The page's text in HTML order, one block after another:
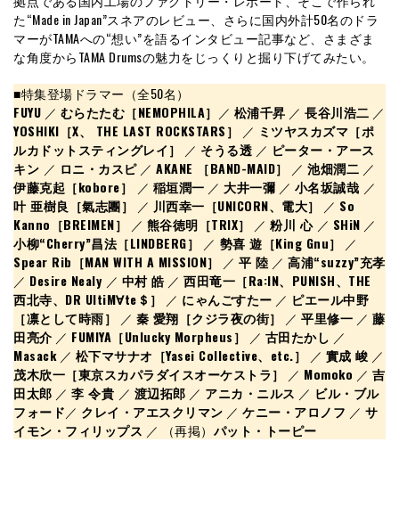
た“Made in Japan”スネアのレビュー、さらに国内外計50名のドラ
マーがTAMAへの“想い”を語るインタビュー記事など、さまざま
な角度からTAMA Drumsの魅力をじっくりと掘り下げてみたい。
■特集登場ドラマー（全50名）
FUYU ／ むらたたむ［NEMOPHILA］ ／ 松浦千昇 ／ 長谷川浩二 ／
YOSHIKI［X、 THE LAST ROCKSTARS］
／ ミツヤスカズマ［ポ
ルカドットスティングレイ］
／ そうる透 ／ ピーター・アース
キン ／ ロニ・カスピ／ AKANE ［BAND-MAID］ ／ 池畑潤二 ／
伊藤克起［kobore］
／ 稲垣潤一 ／ 大井一彌 ／ 小名坂誠哉 ／
叶 亜樹良［氣志團］
／ 川西幸一［UNICORN、電大］ ／ So
Kanno［BREIMEN］
／ 熊谷徳明［TRIX］ ／ 粉川 心 ／ SHiN ／
小柳“Cherry”昌法［LINDBERG］
／ 勢喜 遊［King Gnu］
／
Spear Rib［MAN WITH A MISSION］
／ 平 陸 ／ 高浦“suzzy”充孝
／ Desire Nealy ／ 中村 皓／ 西田竜一［Ra:IN、PUNISH、THE
西北寺、DR UltiM∀te＄］
／ にゃんごすたー ／ ピエール中野
［凛として時雨］
／ 秦 愛翔［クジラ夜の街］ ／ 平里修一 ／ 藤
田亮介 ／ FUMIYA［Unlucky Morpheus］ ／ 古田たかし ／
Masack／ 松下マサナオ［Yasei Collective、etc.］ ／ 實成 峻 ／
茂木欣一［東京スカパラダイスオーケストラ］
／ Momoko ／ 吉
田太郎 ／ 李 令貴 ／ 渡辺拓郎 ／ アニカ・ニルス ／ ビル・ブル
フォード／ クレイ・アエスクリマン ／ ケニー・アロノフ ／ サ
イモン・フィリップス ／ （再掲） パット・トーピー